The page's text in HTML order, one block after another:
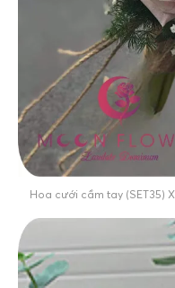
Hoa cưới cầm tay (SET35)